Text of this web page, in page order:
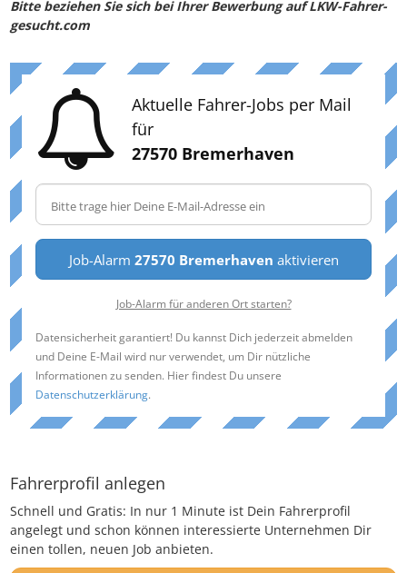
Bitte beziehen Sie sich bei Ihrer Bewerbung auf LKW-Fahrer-
gesucht.com
Aktuelle Fahrer-Jobs per Mail
für
27570 Bremerhaven
Job-Alarm 27570 Bremerhaven aktivieren
Job-Alarm für anderen Ort starten?
Datensicherheit garantiert! Du kannst Dich jederzeit abmelden
und Deine E-Mail wird nur verwendet, um Dir nützliche
Informationen zu senden. Hier findest Du unsere
Datenschutzerklärung.
Fahrerprofil anlegen
Schnell und Gratis: In nur 1 Minute ist Dein Fahrerprofil
angelegt und schon können interessierte Unternehmen Dir
einen tollen, neuen Job anbieten.